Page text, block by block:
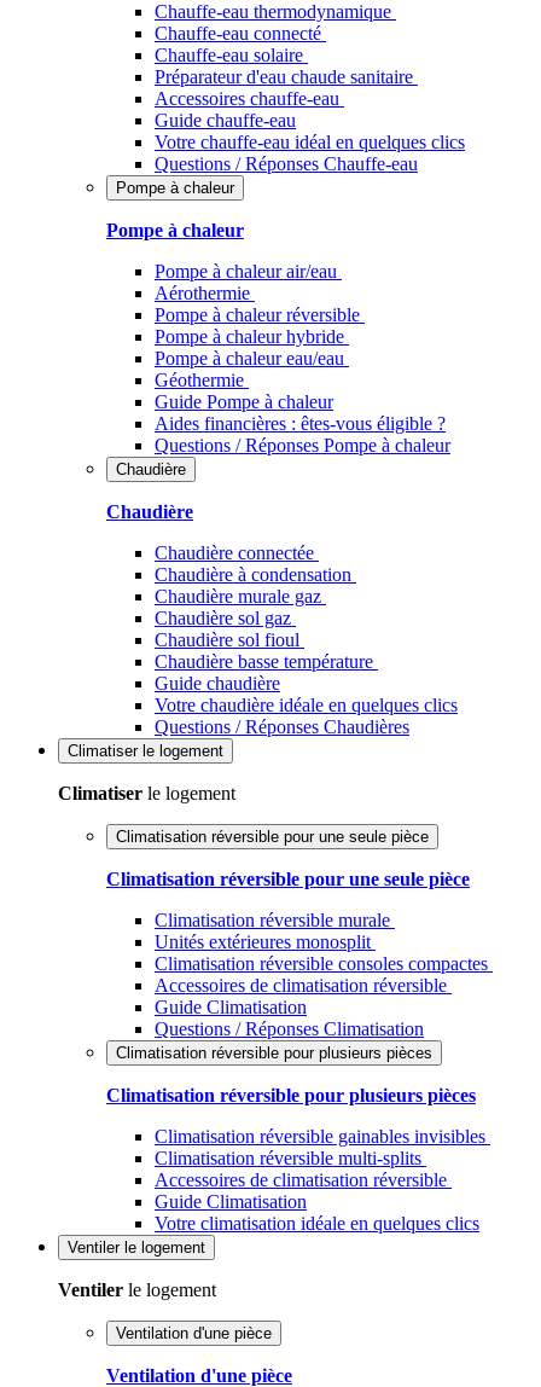
Chauffe-eau thermodynamique
Chauffe-eau connecté
Chauffe-eau solaire
Préparateur d'eau chaude sanitaire
Accessoires chauffe-eau
Guide chauffe-eau
Votre chauffe-eau idéal en quelques clics
Questions / Réponses Chauffe-eau
Pompe à chaleur
Pompe à chaleur
Pompe à chaleur air/eau
Aérothermie
Pompe à chaleur réversible
Pompe à chaleur hybride
Pompe à chaleur​ eau/eau
Géothermie
Guide Pompe à chaleur
Aides financières : êtes-vous éligible ?
Questions / Réponses Pompe à chaleur
Chaudière
Chaudière
Chaudière connectée
Chaudière à condensation
Chaudière murale gaz
Chaudière sol gaz
Chaudière sol fioul
Chaudière basse température
Guide chaudière
Votre chaudière idéale en quelques clics
Questions / Réponses Chaudières
Climatiser le logement
Climatiser le logement
Climatisation réversible pour une seule pièce
Climatisation réversible pour une seule pièce
Climatisation réversible murale
Unités extérieures monosplit
Climatisation réversible consoles compactes
Accessoires de climatisation réversible
Guide Climatisation
Questions / Réponses Climatisation
Climatisation réversible pour plusieurs pièces
Climatisation réversible pour plusieurs pièces
Climatisation réversible gainables invisibles
Climatisation réversible multi-splits
Accessoires de climatisation réversible
Guide Climatisation
Votre climatisation idéale en quelques clics
Ventiler le logement
Ventiler le logement
Ventilation d'une pièce
Ventilation d'une pièce